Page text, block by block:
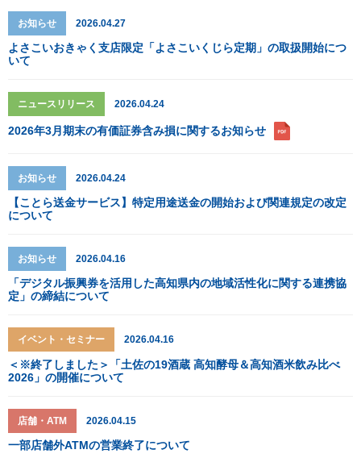
お知らせ 2026.04.27
よさこいおきゃく支店限定「よさこいくじら定期」の取扱開始につ
いて
ニュースリリース 2026.04.24
2026年3月期末の有価証券含み損に関するお知らせ
お知らせ 2026.04.24
【ことら送金サービス】特定用途送金の開始および関連規定の改定
について
お知らせ 2026.04.16
「デジタル振興券を活用した高知県内の地域活性化に関する連携協
定」の締結について
イベント・セミナー 2026.04.16
＜※終了しました＞「土佐の19酒蔵 高知酵母＆高知酒米飲み比べ
2026」の開催について
店舗・ATM 2026.04.15
一部店舗外ATMの営業終了について